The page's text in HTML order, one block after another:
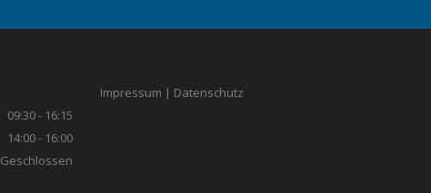
09:30 - 16:15
14:00 - 16:00
Geschlossen
Impressum | Datenschutz